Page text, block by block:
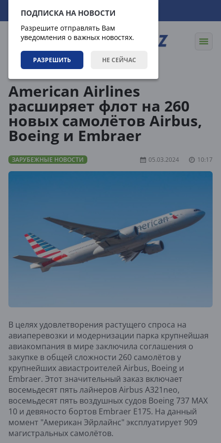
ПОДПИСКА НА НОВОСТИ
Разрешите отправлять Вам
уведомления о важных новостях.
РАЗРЕШИТЬ НЕ СЕЙЧАС
10.08.2026 15:55:44
American Airlines
расширяет флот на 260
новых самолётов Airbus,
Boeing и Embraer
ЗАРУБЕЖНЫЕ НОВОСТИ 05.03.2024 10:17
В целях удовлетворения растущего спроса на
авиаперевозки и модернизации парка крупнейшая
авиакомпания в мире заключила соглашения о
закупке в общей сложности 260 самолётов у
крупнейших авиастроителей Airbus, Boeing и
Embraer. Этот значительный заказ включает
восемьдесят пять лайнеров Airbus A321neo,
восемьдесят пять воздушных судов Boeing 737 MAX
10 и девяносто бортов Embraer E175. На данный
момент "Американ Эйрлайнс" эксплуатирует 909
магистральных самолётов.